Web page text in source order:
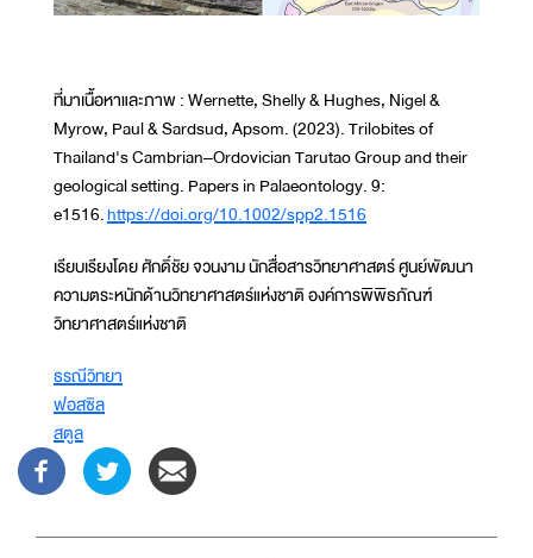
ที่มาเนื้อหาและภาพ : Wernette, Shelly & Hughes, Nigel &
Myrow, Paul & Sardsud, Apsom. (2023). Trilobites of
Thailand's Cambrian–Ordovician Tarutao Group and their
geological setting. Papers in Palaeontology. 9:
e1516.https://doi.org/10.1002/spp2.1516
เรียบเรียงโดย ศักดิ์ชัย จวนงาม นักสื่อสารวิทยาศาสตร์ ศูนย์พัฒนา
ความตระหนักด้านวิทยาศาสตร์แห่งชาติ องค์การพิพิธภัณฑ์
วิทยาศาสตร์แห่งชาติ
ธรณีวิทยา
ฟอสซิล
สตูล